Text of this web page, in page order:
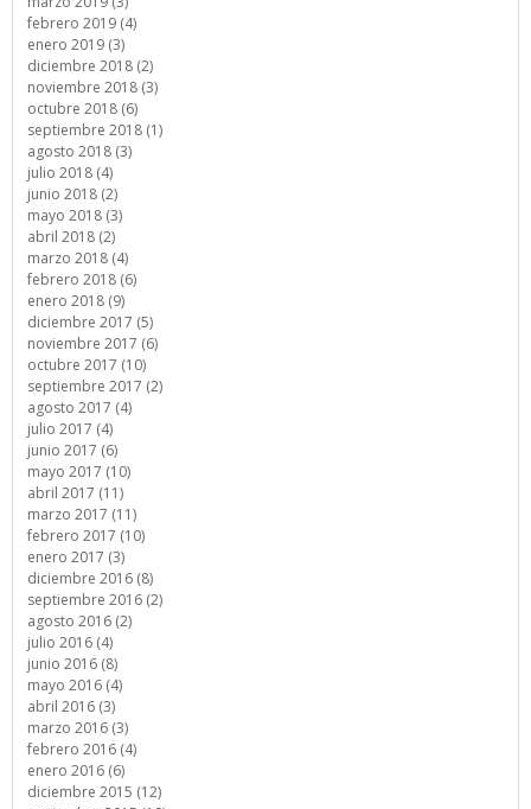
febrero 2019 (4)
enero 2019 (3)
diciembre 2018 (2)
noviembre 2018 (3)
octubre 2018 (6)
septiembre 2018 (1)
agosto 2018 (3)
julio 2018 (4)
junio 2018 (2)
mayo 2018 (3)
abril 2018 (2)
marzo 2018 (4)
febrero 2018 (6)
enero 2018 (9)
diciembre 2017 (5)
noviembre 2017 (6)
octubre 2017 (10)
septiembre 2017 (2)
agosto 2017 (4)
julio 2017 (4)
junio 2017 (6)
mayo 2017 (10)
abril 2017 (11)
marzo 2017 (11)
febrero 2017 (10)
enero 2017 (3)
diciembre 2016 (8)
septiembre 2016 (2)
agosto 2016 (2)
julio 2016 (4)
junio 2016 (8)
mayo 2016 (4)
abril 2016 (3)
marzo 2016 (3)
febrero 2016 (4)
enero 2016 (6)
diciembre 2015 (12)